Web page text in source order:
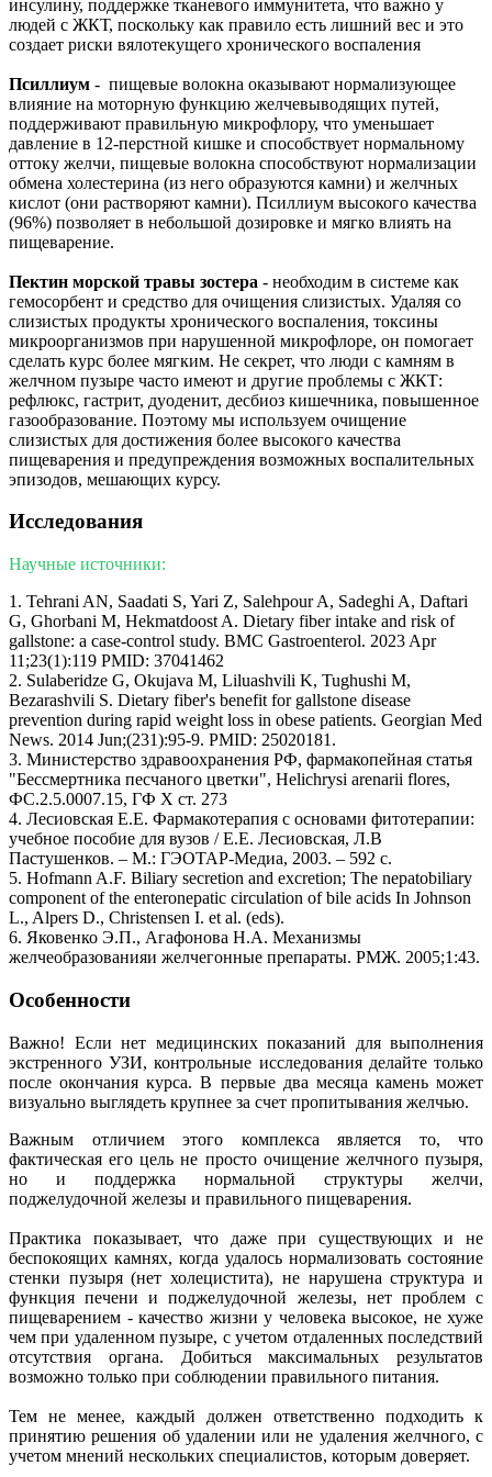
инсулину, поддержке тканевого иммунитета, что важно у
людей с ЖКТ, поскольку как правило есть лишний вес и это
создает риски вялотекущего хронического воспаления
Псиллиум - пищевые волокна оказывают нормализующее
влияние на моторную функцию желчевыводящих путей,
поддерживают правильную микрофлору, что уменьшает
давление в 12-перстной кишке и способствует нормальному
оттоку желчи, пищевые волокна способствуют нормализации
обмена холестерина (из него образуются камни) и желчных
кислот (они растворяют камни). Псиллиум высокого качества
(96%) позволяет в небольшой дозировке и мягко влиять на
пищеварение.
Пектин морской травы зостера - необходим в системе как
гемосорбент и средство для очищения слизистых. Удаляя со
слизистых продукты хронического воспаления, токсины
микроорганизмов при нарушенной микрофлоре, он помогает
сделать курс более мягким. Не секрет, что люди с камням в
желчном пузыре часто имеют и другие проблемы с ЖКТ:
рефлюкс, гастрит, дуоденит, десбиоз кишечника, повышенное
газообразование. Поэтому мы используем очищение
слизистых для достижения более высокого качества
пищеварения и предупреждения возможных воспалительных
эпизодов, мешающих курсу.
Исследования
Научные источники:
1. Tehrani AN, Saadati S, Yari Z, Salehpour A, Sadeghi A, Daftari
G, Ghorbani M, Hekmatdoost A. Dietary fiber intake and risk of
gallstone: a case-control study. BMC Gastroenterol. 2023 Apr
11;23(1):119 PMID: 37041462
2. Sulaberidze G, Okujava M, Liluashvili K, Tughushi M,
Bezarashvili S. Dietary fiber's benefit for gallstone disease
prevention during rapid weight loss in obese patients. Georgian Med
News. 2014 Jun;(231):95-9. PMID: 25020181.
3. Министерство здравоохранения РФ, фармакопейная статья
"Бессмертника песчаного цветки", Helichrysi arenarii flores,
ФС.2.5.0007.15, ГФ X ст. 273
4. Лесиовская Е.Е. Фармакотерапия с основами фитотерапии:
учебное пособие для вузов / Е.Е. Лесиовская, Л.В
Пастушенков. – М.: ГЭОТАР-Медиа, 2003. – 592 с.
5. Hofmann A.F. Biliary secretion and excretion; The nepatobiliary
component of the enteronepatic circulation of bile acids In Johnson
L., Alpers D., Christensen I. et al. (eds).
6. Яковенко Э.П., Агафонова Н.А. Механизмы
желчеобразованияи желчегонные препараты. РМЖ. 2005;1:43.
Особенности
Важно! Если нет медицинских показаний для выполнения
экстренного УЗИ, контрольные исследования делайте только
после окончания курса. В первые два месяца камень может
визуально выглядеть крупнее за счет пропитывания желчью.
Важным отличием этого комплекса является то, что
фактическая его цель не просто очищение желчного пузыря,
но и поддержка нормальной структуры желчи,
поджелудочной железы и правильного пищеварения.
Практика показывает, что даже при существующих и не
беспокоящих камнях, когда удалось нормализовать состояние
стенки пузыря (нет холецистита), не нарушена структура и
функция печени и поджелудочной железы, нет проблем с
пищеварением - качество жизни у человека высокое, не хуже
чем при удаленном пузыре, с учетом отдаленных последствий
отсутствия органа. Добиться максимальных результатов
возможно только при соблюдении правильного питания.
Тем не менее, каждый должен ответственно подходить к
принятию решения об удалении или не удаления желчного, с
учетом мнений нескольких специалистов, которым доверяет.